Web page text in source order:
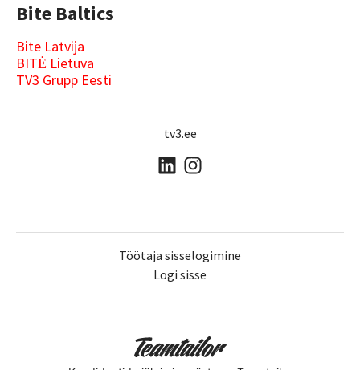
Bite Baltics
Bite Latvija
BITĖ Lietuva
TV3 Grupp Eesti
tv3.ee
Töötaja sisselogimine
Logi sisse